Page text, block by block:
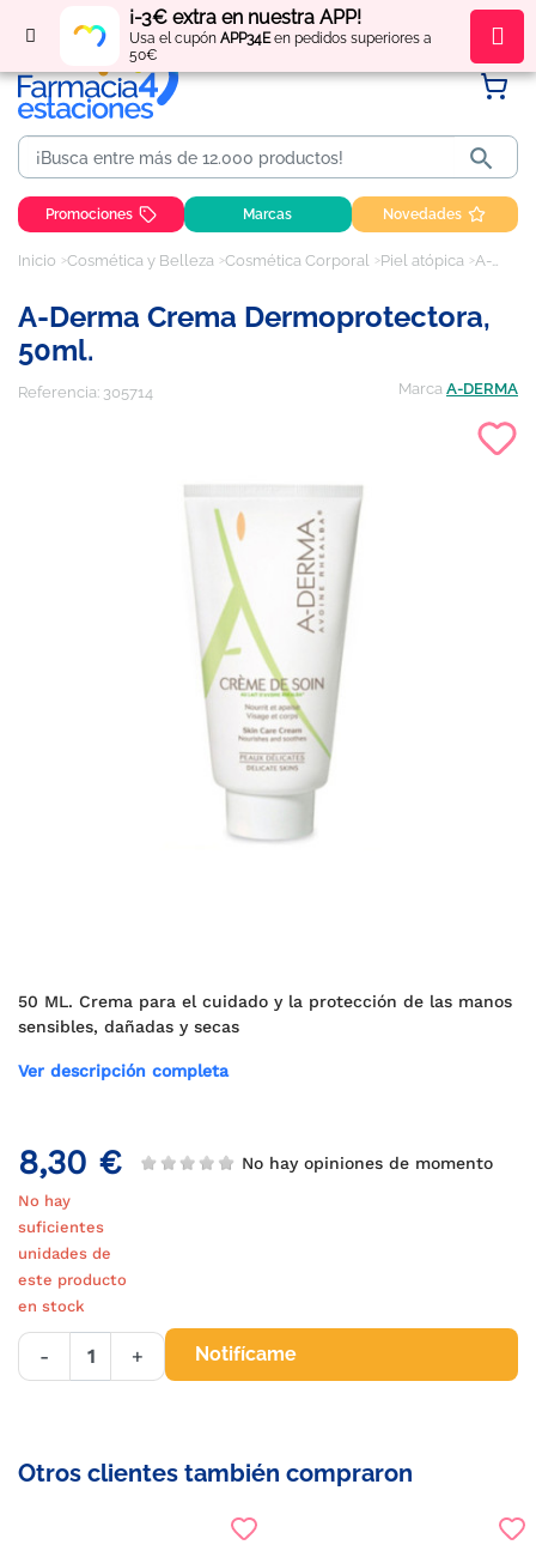
¡-3€ extra en nuestra APP!
Usa el cupón APP34Een pedidos superiores a
50€
Regístratey obténpuntos por tus compras

Promociones Marcas Novedades
Inicio Cosmética y Belleza Cosmética Corporal Piel atópica A-Derma Crema Dermoprotectora, 50ml.
A-Derma Crema Dermoprotectora,
50ml.
Referencia: 305714 Marca A-DERMA
50 ML. Crema para el cuidado y la protección de las manos
sensibles, dañadas y secas
Ver descripción completa
8,30 € No hay opiniones de momento
No hay
suficientes
unidades de
este producto
en stock
- + Notifícame
Otros clientes también compraron